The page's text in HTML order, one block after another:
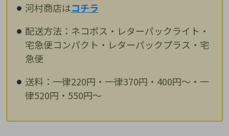
河村商店はコチラ
配送方法：ネコポス・レターパックライト・
宅急便コンパクト・レターパックプラス・宅
急便
送料：一律220円・一律370円・400円～・一
律520円・550円～